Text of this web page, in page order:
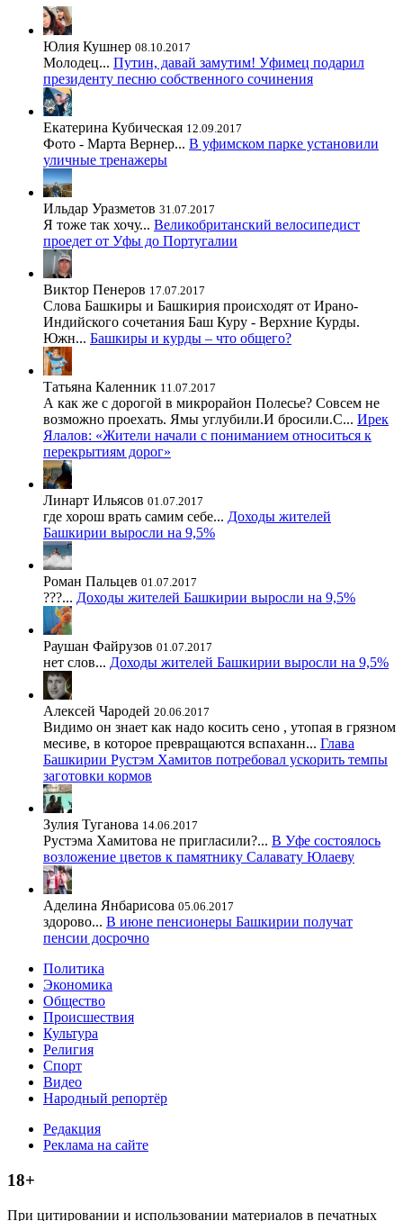
Юлия Кушнер 08.10.2017
Молодец... Путин, давай замутим! Уфимец подарил
президенту песню собственного сочинения
Екатерина Кубическая 12.09.2017
Фото - Марта Вернер... В уфимском парке установили
уличные тренажеры
Ильдар Уразметов 31.07.2017
Я тоже так хочу... Великобританский велосипедист
проедет от Уфы до Португалии
Виктор Пенеров 17.07.2017
Слова Башкиры и Башкирия происходят от Ирано-
Индийского сочетания Баш Куру - Верхние Курды.
Южн... Башкиры и курды – что общего?
Татьяна Каленник 11.07.2017
А как же с дорогой в микрорайон Полесье? Совсем не
возможно проехать. Ямы углубили.И бросили.С... Ирек
Ялалов: «Жители начали с пониманием относиться к
перекрытиям дорог»
Линарт Ильясов 01.07.2017
где хорош врать самим себе... Доходы жителей
Башкирии выросли на 9,5%
Роман Пальцев 01.07.2017
???... Доходы жителей Башкирии выросли на 9,5%
Раушан Файрузов 01.07.2017
нет слов... Доходы жителей Башкирии выросли на 9,5%
Алексей Чародей 20.06.2017
Видимо он знает как надо косить сено , утопая в грязном
месиве, в которое превращаются вспаханн... Глава
Башкирии Рустэм Хамитов потребовал ускорить темпы
заготовки кормов
Зулия Туганова 14.06.2017
Рустэма Хамитова не пригласили?... В Уфе состоялось
возложение цветов к памятнику Салавату Юлаеву
Аделина Янбарисова 05.06.2017
здорово... В июне пенсионеры Башкирии получат
пенсии досрочно
Политика
Экономика
Общество
Происшествия
Культура
Религия
Спорт
Видео
Народный репортёр
Редакция
Реклама на сайте
18+
При цитировании и использовании материалов в печатных